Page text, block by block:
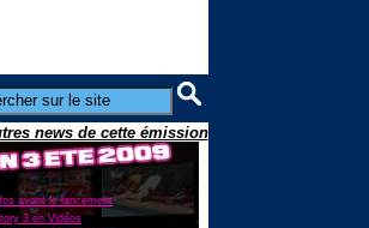
news de cette émission
avant le lancement
3 en Vidéos